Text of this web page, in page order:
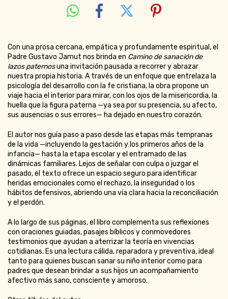
Con una prosa cercana, empática y profundamente espiritual, el
Padre Gustavo Jamut nos brinda en Camino de sanación de
lazos paternosuna invitación pausada a recorrer y abrazar
nuestra propia historia. A través de un enfoque que entrelaza la
psicología del desarrollo con la fe cristiana, la obra propone un
viaje hacia el interior para mirar, con los ojos de la misericordia, la
huella que la figura paterna —ya sea por su presencia, su afecto,
sus ausencias o sus errores— ha dejado en nuestro corazón.
El autor nos guía paso a paso desde las etapas más tempranas
de la vida —incluyendo la gestación y los primeros años de la
infancia— hasta la etapa escolar y el entramado de las
dinámicas familiares. Lejos de señalar con culpa o juzgar el
pasado, el texto ofrece un espacio seguro para identificar
heridas emocionales como el rechazo, la inseguridad o los
hábitos defensivos, abriendo una vía clara hacia la reconciliación
y el perdón.
A lo largo de sus páginas, el libro complementa sus reflexiones
con oraciones guiadas, pasajes bíblicos y conmovedores
testimonios que ayudan a aterrizar la teoría en vivencias
cotidianas. Es una lectura cálida, reparadora y preventiva, ideal
tanto para quienes buscan sanar su niño interior como para
padres que desean brindar a sus hijos un acompañamiento
afectivo más sano, consciente y amoroso.